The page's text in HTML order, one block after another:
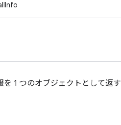
1 つのオブジェクトとして返す